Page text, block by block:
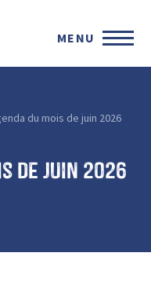
MENU
du mois de juin 2026
de juin 2026